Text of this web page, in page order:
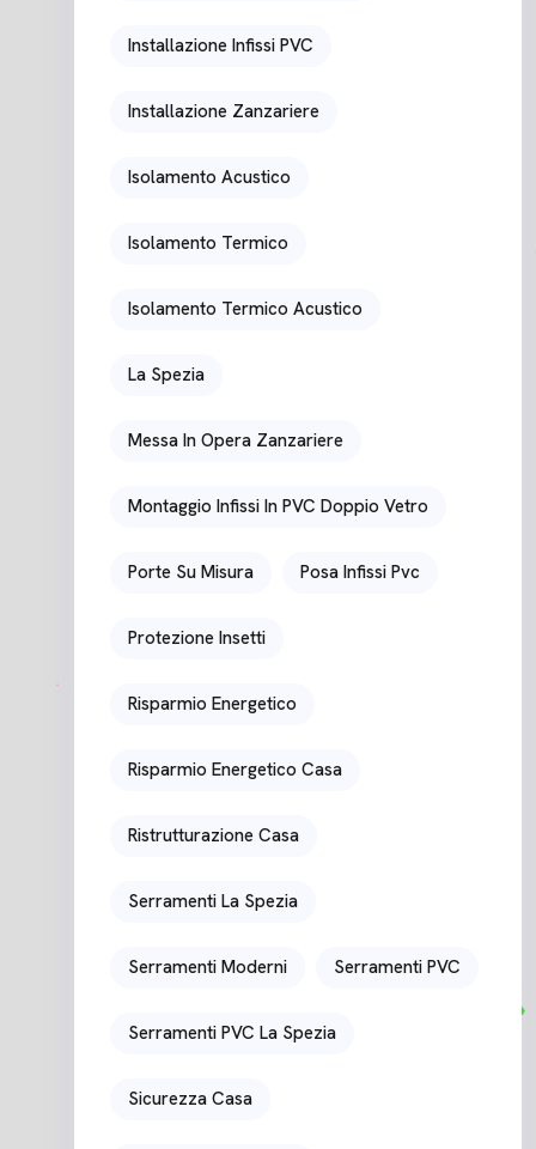
Installazione Infissi PVC
Installazione Zanzariere
Isolamento Acustico
Isolamento Termico
Isolamento Termico Acustico
La Spezia
Messa In Opera Zanzariere
Montaggio Infissi In PVC Doppio Vetro
Porte Su Misura Posa Infissi Pvc
Protezione Insetti
Risparmio Energetico
Risparmio Energetico Casa
Ristrutturazione Casa
Serramenti La Spezia
Serramenti Moderni Serramenti PVC
Serramenti PVC La Spezia
Sicurezza Casa